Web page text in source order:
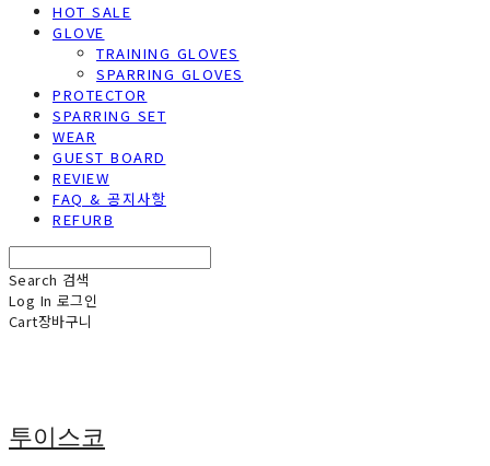
HOT SALE
GLOVE
TRAINING GLOVES
SPARRING GLOVES
PROTECTOR
SPARRING SET
WEAR
GUEST BOARD
REVIEW
FAQ & 공지사항
REFURB
Search 검색
Log In 로그인
Cart장바구니
투이스코